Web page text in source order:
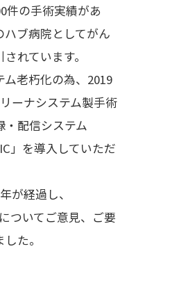
件の手術実績があ
ハブ病院としてがん
れています。
ム老朽化の為、2019
ーナシステム製手術
・配信システム
」を導入していただ
が経過し、
ついてご意見、ご要
た。